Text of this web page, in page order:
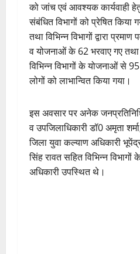
को जांच एवं आवश्यक कार्यवाही
संबंधित विभागों को प्रेषित किया
तथा विभिन्न विभागों द्वारा प्रमाण
व योजनाओं के 62 भरवाए गए तथा
विभिन्न विभागों के योजनाओं से
लोगों को लाभान्वित किया गया।
इस अवसार पर अनेक
व उपजिलाधिकारी डॉ0 अमृता
जिला युवा कल्याण अधिकारी
सिंह रावत सहित विभिन्न विभागों
अधिकारी उपस्थित थे।